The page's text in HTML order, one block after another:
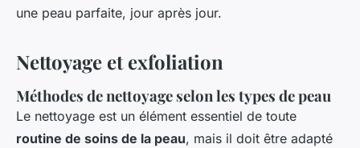
une peau parfaite, jour après jour.
Nettoyage et exfoliation
Méthodes de nettoyage selon les types de peau
Le nettoyage est un élément essentiel de toute
routine de soins de la peau, mais il doit être adapté